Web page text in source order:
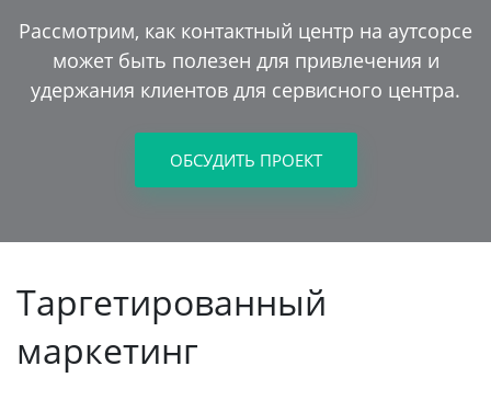
Клиенты
Контакты
Рассмотрим, как контактный центр на аутсорсе
может быть полезен для привлечения и
удержания клиентов для сервисного центра.
ОБСУДИТЬ ПРОЕКТ
Таргетированный
маркетинг